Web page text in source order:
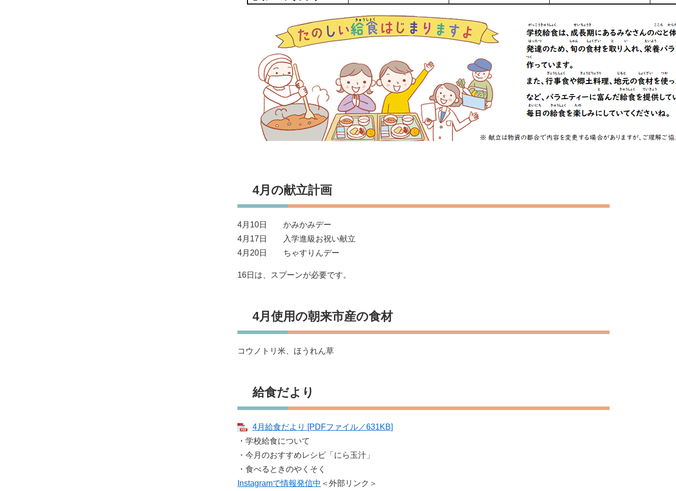
4月の献立計画
4月10日 かみかみデー
4月17日 入学進級お祝い献立
4月20日 ちゃすりんデー
16日は、スプーンが必要です。
4月使用の朝来市産の食材
コウノトリ米、ほうれん草
給食だより
4月給食だより [PDFファイル／631KB]
・学校給食について
・今月のおすすめレシピ「にら玉汁」
・食べるときのやくそく
Instagramで情報発信中 ＜外部リンク＞